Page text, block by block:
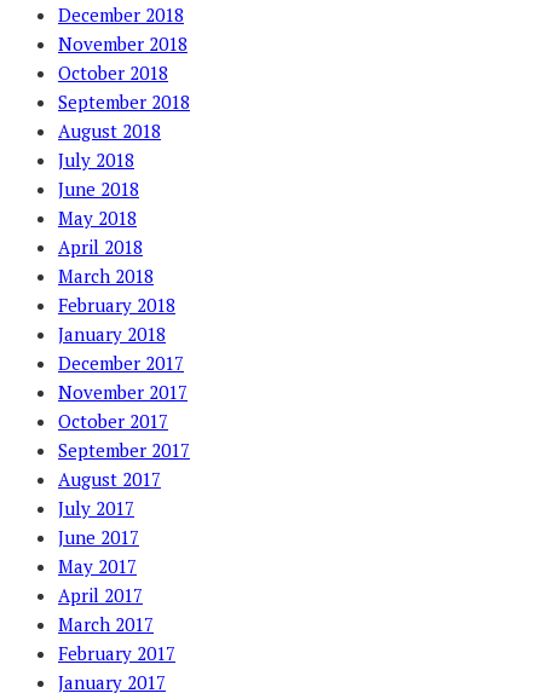
December 2018
November 2018
October 2018
September 2018
August 2018
July 2018
June 2018
May 2018
April 2018
March 2018
February 2018
January 2018
December 2017
November 2017
October 2017
September 2017
August 2017
July 2017
June 2017
May 2017
April 2017
March 2017
February 2017
January 2017